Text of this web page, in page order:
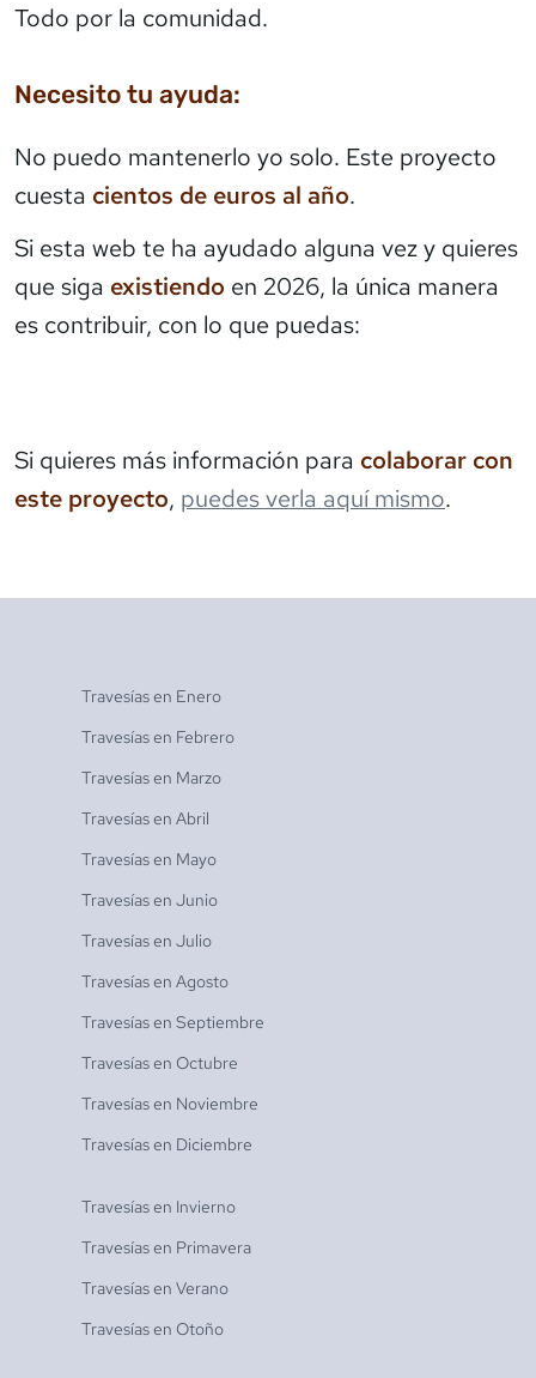
Todo por la comunidad.
Necesito tu ayuda:
No puedo mantenerlo yo solo. Este proyecto
cuesta cientos de euros al año.
Si esta web te ha ayudado alguna vez y quieres
que siga existiendo en 2026, la única manera
es contribuir, con lo que puedas:
Si quieres más información para colaborar con
este proyecto, puedes verla aquí mismo.
Travesías en Enero
Travesías en Febrero
Travesías en Marzo
Travesías en Abril
Travesías en Mayo
Travesías en Junio
Travesías en Julio
Travesías en Agosto
Travesías en Septiembre
Travesías en Octubre
Travesías en Noviembre
Travesías en Diciembre
Travesías en Invierno
Travesías en Primavera
Travesías en Verano
Travesías en Otoño